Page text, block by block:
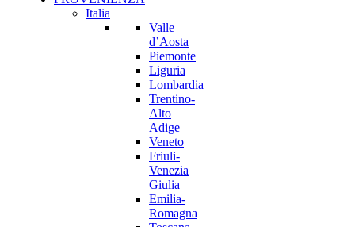
Italia
Valle
d’Aosta
Piemonte
Liguria
Lombardia
Trentino-
Alto
Adige
Veneto
Friuli-
Venezia
Giulia
Emilia-
Romagna